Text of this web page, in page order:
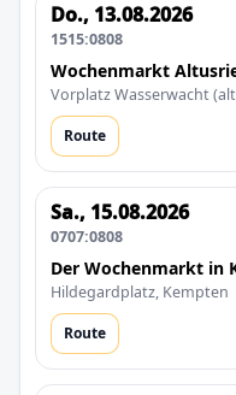
Do., 13.08.2026
1515:0808
Wochenmarkt
Vorplatz Wasserwacht
Route
Sa., 15.08.2026
0707:0808
Der Wochenmarkt in
Hildegardplatz, Kempten
Route